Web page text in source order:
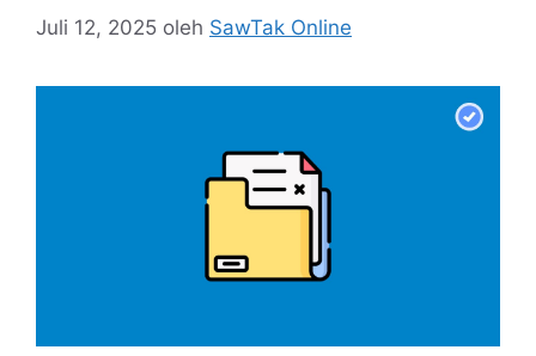
Juli 12, 2025 oleh SawTak Online